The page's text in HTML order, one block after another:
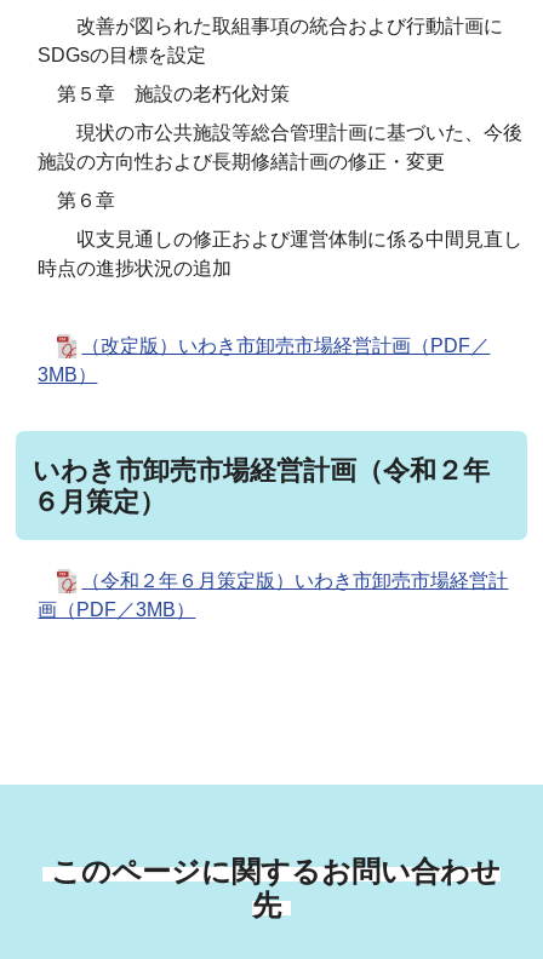
改善が図られた取組事項の統合および行動計画に
SDGsの目標を設定
第５章 施設の老朽化対策
現状の市公共施設等総合管理計画に基づいた、今後
施設の方向性および長期修繕計画の修正・変更
第６章
収支見通しの修正および運営体制に係る中間見直し
時点の進捗状況の追加
（改定版）いわき市卸売市場経営計画（PDF／
3MB）
いわき市卸売市場経営計画（令和２年
６月策定）
（令和２年６月策定版）いわき市卸売市場経営計
画（PDF／3MB）
このページに関するお問い合わせ
先